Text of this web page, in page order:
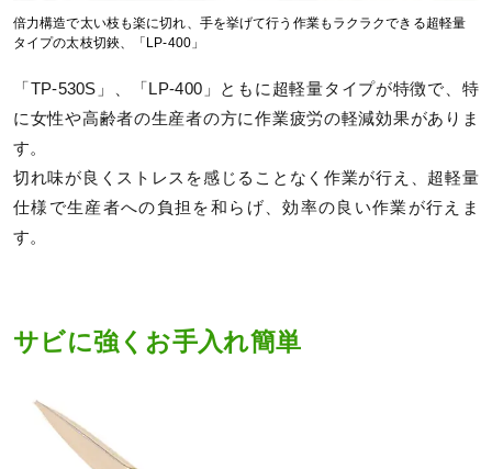
倍力構造で太い枝も楽に切れ、手を挙げて行う作業もラクラクできる超軽量
タイプの太枝切鋏、「LP-400」
「TP-530S」、「LP-400」ともに超軽量タイプが特徴で、特
に女性や高齢者の生産者の方に作業疲労の軽減効果がありま
す。
切れ味が良くストレスを感じることなく作業が行え、超軽量
仕様で生産者への負担を和らげ、効率の良い作業が行えま
す。
サビに強くお手入れ簡単